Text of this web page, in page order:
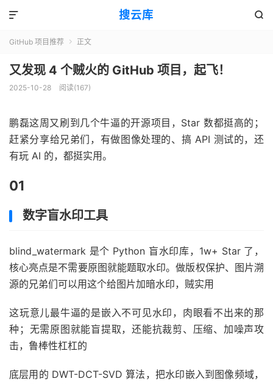
搜云库 

GitHub 项目推荐  正文
又发现 4 个贼火的 GitHub 项目，起飞！
2025-10-28 阅读(167)
鹏磊这周又刷到几个牛逼的开源项目，Star 数都挺高的；
赶紧分享给兄弟们，有做图像处理的、搞 API 测试的，还
有玩 AI 的，都挺实用。
01
数字盲水印工具
blind_watermark 是个 Python 盲水印库，1w+ Star 了，
核心亮点是不需要原图就能题取水印。做版权保护、图片溯
源的兄弟们可以用这个给图片加暗水印，贼实用
这玩意儿最牛逼的是嵌入不可见水印，肉眼看不出来的那
种；无需原图就能盲提取，还能抗裁剪、压缩、加噪声攻
击，鲁棒性杠杠的
底层用的 DWT-DCT-SVD 算法，把水印嵌入到图像频域，